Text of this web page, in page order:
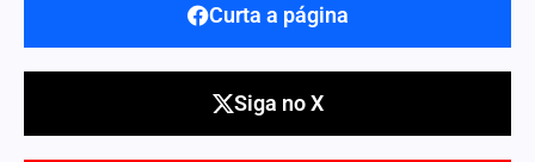
Curta a página
Siga no X